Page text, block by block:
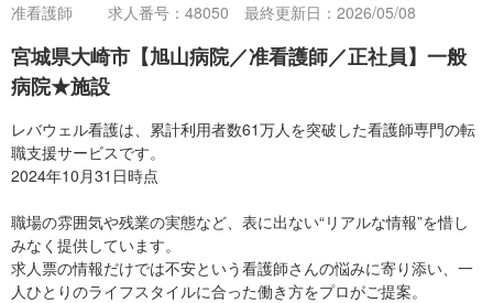
准看護師 求人番号：48050 最終更新日：2026/05/08
宮城県大崎市【旭山病院／准看護師／正社員】一般
病院★施設
レバウェル看護は、累計利用者数61万人を突破した看護師専門の転
職支援サービスです。
2024年10月31日時点
職場の雰囲気や残業の実態など、表に出ない“リアルな情報”を惜し
みなく提供しています。
求人票の情報だけでは不安という看護師さんの悩みに寄り添い、一
人ひとりのライフスタイルに合った働き方をプロがご提案。